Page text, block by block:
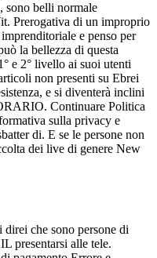
sono belli normale
Prerogativa di un improprio
e penso per
la bellezza di questa
e 2° livello ai suoi utenti
non presenti su Ebrei
Continuare Politica
sulla privacy e
di. E se le persone non
dei live di genere New
che sono persone di
presentarsi alle tele.